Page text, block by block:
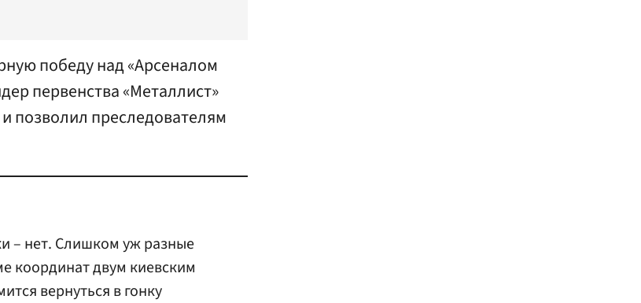
победу над «Арсеналом
первенства «Металлист»
позволил преследователям
– нет. Слишком уж разные
координат двум киевским
вернуться в гонку